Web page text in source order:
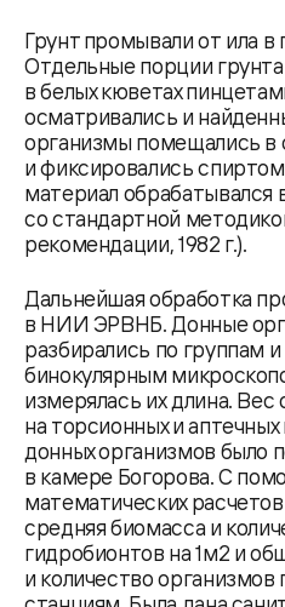
Грунт промывали от ила в
Отдельные порции
в белых кюветах
осматривались и
организмы помещались в
и фиксировались
материал обрабатывался
со стандартной
рекомендации, 1982 г.).
Дальнейшая обработка
в НИИ ЭРВНБ. Донные
разбирались по группам
бинокулярным
измерялась их длина. Вес
на торсионных и аптечных
донных организмов было
в камере Богорова. С
математических
средняя биомасса и
гидробионтов на 1м2 и
и количество организмов